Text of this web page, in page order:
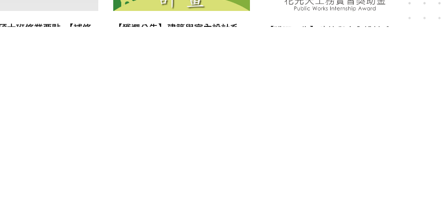
士班修業要點-【補修
【獲選公告】建築與室內設計系
【獲選公告】建築與室內設計系